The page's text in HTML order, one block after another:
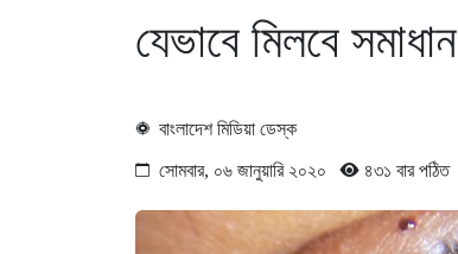
যেভাবে মিলবে সমাধান
বাংলাদেশ মিডিয়া ডেস্ক
সোমবার, ০৬ জানুয়ারি ২০২০ ৪৩১ বার পঠিত